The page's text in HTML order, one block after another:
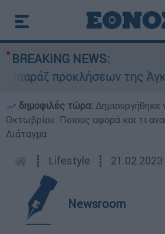
BREAKING NEWS:
προκλήσεων της Άγκυρας
δημοφιλές τώρα: Δημιουργήθηκε
Οκτωβρίου: Ποιους αφορά και τι
Διάταγμα
┋ Lifestyle ┋ 21.02.2023
Newsroom